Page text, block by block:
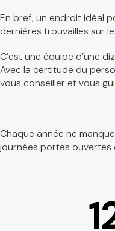
En bref, un endroit idéal
dernières trouvailles sur
C’est une équipe d’une
Avec la certitude du
vous conseiller et vous
Chaque année ne
journées portes ouvertes